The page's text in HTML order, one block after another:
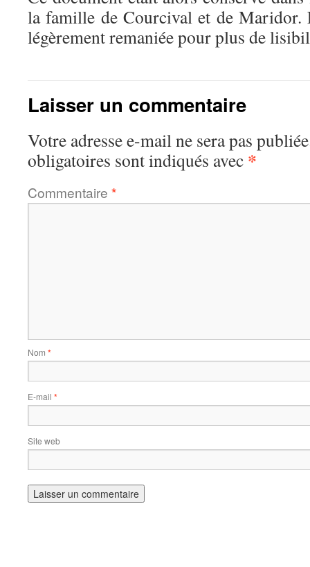
la famille de Courcival et de Maridor.
légèrement remaniée pour plus de
Laisser un commentaire
Votre adresse e-mail ne sera pas
obligatoires sont indiqués avec *
Commentaire *
Nom *
E-mail *
Site web